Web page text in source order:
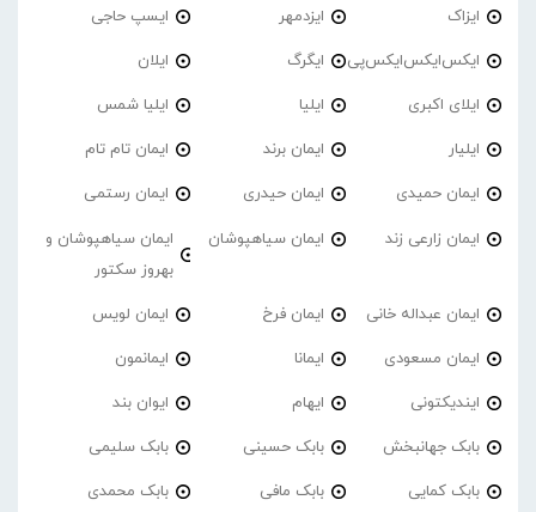
ایزاک ایزدمهر ایسپ حاجی
ایکس‌ایکس‌ایکس‌پی ایگرگ ایلان
ایلای اکبری ایلیا ایلیا شمس
ایلیار ایمان برند ایمان تام تام
ایمان حمیدی ایمان حیدری ایمان رستمی
ایمان زارعی زند ایمان سیاهپوشان
ایمان سیاهپوشان و
بهروز سکتور
ایمان عبداله خانی ایمان فرخ ایمان لویس
ایمان مسعودی ایمانا ایمانمون
ایندیکتونی ایهام ایوان بند
بابک جهانبخش بابک حسینی بابک سلیمی
بابک کمایی بابک مافی بابک محمدی